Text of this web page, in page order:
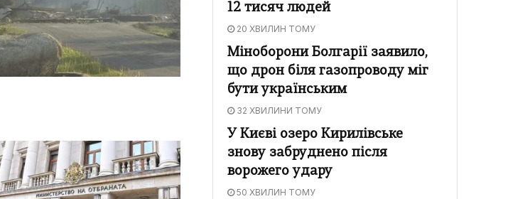
12 тисяч людей
20 ХВИЛИН ТОМУ
Міноборони Болгарії заявило,
що дрон біля газопроводу міг
бути українським
32 ХВИЛИНИ ТОМУ
У Києві озеро Кирилівське
знову забруднено після
ворожего удару
50 ХВИЛИН ТОМУ